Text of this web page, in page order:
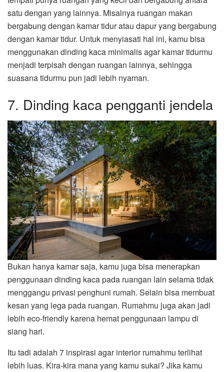
satu dengan yang lainnya. Misalnya ruangan makan
bergabung dengan kamar tidur atau dapur yang bergabung
dengan kamar tidur. Untuk menyiasati hal ini, kamu bisa
menggunakan dinding kaca minimalis agar kamar tidurmu
menjadi terpisah dengan ruangan lainnya, sehingga
suasana tidurmu pun jadi lebih nyaman.
7. Dinding kaca pengganti jendela
Bukan hanya kamar saja, kamu juga bisa menerapkan
penggunaan dinding kaca pada ruangan lain selama tidak
menggangu privasi penghuni rumah. Selain bisa membuat
kesan yang lega pada ruangan. Rumahmu juga akan jadi
lebih eco-friendly karena hemat penggunaan lampu di
siang hari.
Itu tadi adalah 7 inspirasi agar interior rumahmu terlihat
lebih luas. Kira-kira mana yang kamu sukai? Jika kamu